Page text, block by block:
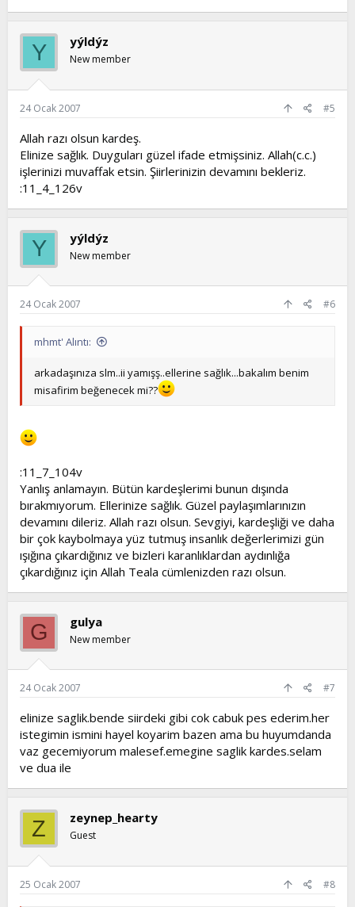
Y yýldýz
New member
24 Ocak 2007 #5
Allah razı olsun kardeş.
Elinize sağlık. Duyguları güzel ifade etmişsiniz. Allah(c.c.)
işlerinizi muvaffak etsin. Şiirlerinizin devamını bekleriz.
:11_4_126v
Y yýldýz
New member
24 Ocak 2007 #6
mhmt' Alıntı:
arkadaşınıza slm..ii yamışş..ellerine sağlık...bakalım benim
misafirim beğenecek mi??
:11_7_104v
Yanlış anlamayın. Bütün kardeşlerimi bunun dışında
bırakmıyorum. Ellerinize sağlık. Güzel paylaşımlarınızın
devamını dileriz. Allah razı olsun. Sevgiyi, kardeşliği ve daha
bir çok kaybolmaya yüz tutmuş insanlık değerlerimizi gün
ışığına çıkardığınız ve bizleri karanlıklardan aydınlığa
çıkardığınız için Allah Teala cümlenizden razı olsun.
G gulya
New member
24 Ocak 2007 #7
elinize saglik.bende siirdeki gibi cok cabuk pes ederim.her
istegimin ismini hayel koyarim bazen ama bu huyumdanda
vaz gecemiyorum malesef.emegine saglik kardes.selam
ve dua ile
Z zeynep_hearty
Guest
25 Ocak 2007 #8